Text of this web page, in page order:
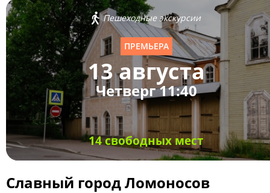
Пешеходные экскурсии
ПРЕМЬЕРА
13 августа
Четверг 11:40
14 свободных мест
Славный город Ломоносов